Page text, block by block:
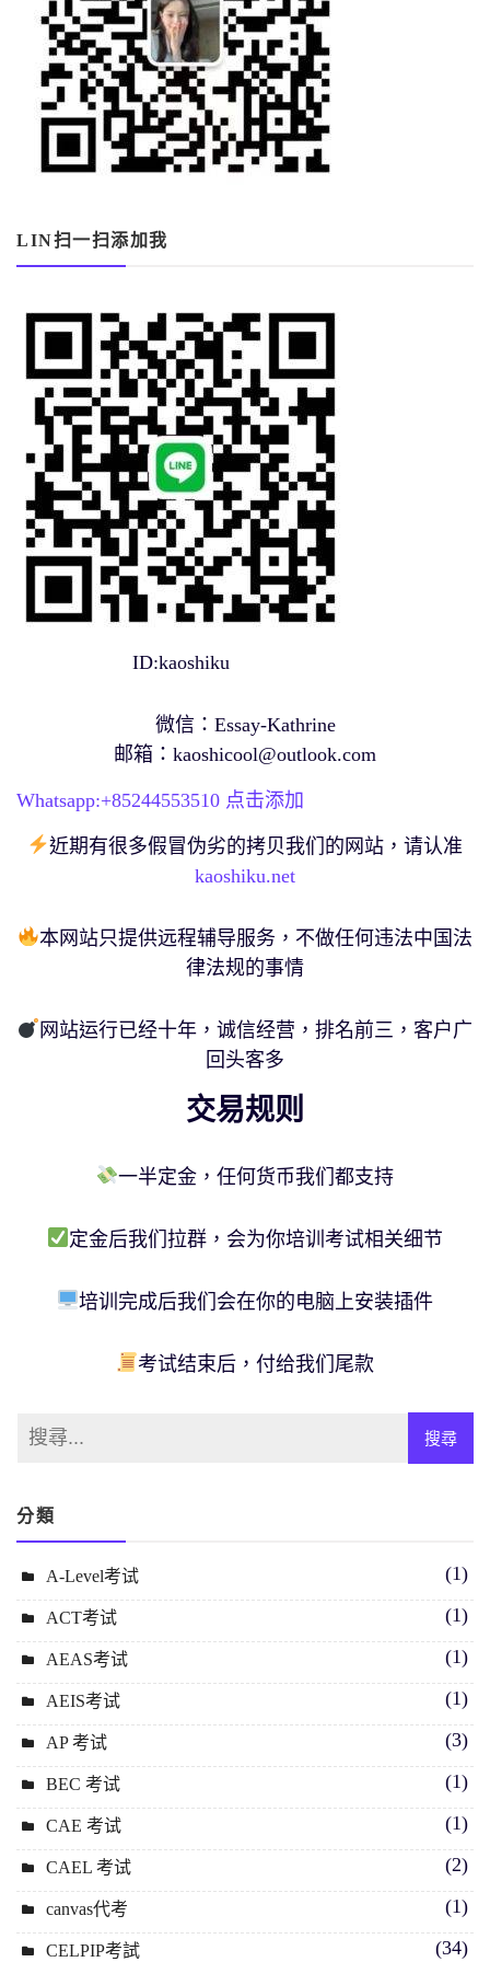
LIN扫一扫添加我
ID:kaoshiku
微信：Essay-Kathrine
邮箱： kaoshicool@outlook.com
Whatsapp:+85244553510 点击添加
近期有很多假冒伪劣的拷贝我们的网站，请认准
kaoshiku.net
本网站只提供远程辅导服务，不做任何违法中国法
律法规的事情
网站运行已经十年，诚信经营，排名前三，客户广
回头客多
交易规则
一半定金，任何货币我们都支持
定金后我们拉群，会为你培训考试相关细节
培训完成后我们会在你的电脑上安装插件
考试结束后，付给我们尾款
分類
A-Level考试 (1)
ACT考试 (1)
AEAS考试 (1)
AEIS考试 (1)
AP 考试 (3)
BEC 考试 (1)
CAE 考试 (1)
CAEL 考试 (2)
canvas代考 (1)
CELPIP考試 (34)